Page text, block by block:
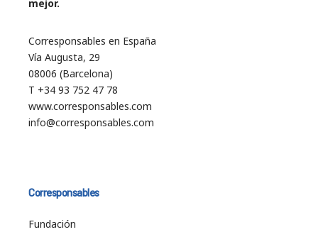
mejor.
Corresponsables en España
Vía Augusta, 29
08006 (Barcelona)
T +34 93 752 47 78
www.corresponsables.com
info@corresponsables.com
Corresponsables
Fundación